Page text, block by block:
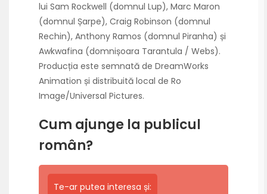
lui Sam Rockwell (domnul Lup), Marc Maron
(domnul Șarpe), Craig Robinson (domnul
Rechin), Anthony Ramos (domnul Piranha) și
Awkwafina (domnișoara Tarantula / Webs).
Producția este semnată de DreamWorks
Animation și distribuită local de Ro
Image/Universal Pictures.
Cum ajunge la publicul
român?
Te-ar putea interesa și: